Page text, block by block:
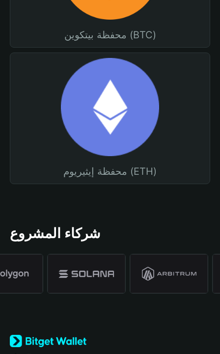
محفظة بيتكوين (BTC)
محفظة إيثيريوم (ETH)
شركاء المشروع